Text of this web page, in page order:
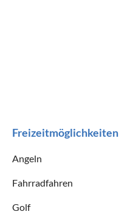
Freizeitmöglichkeiten
Angeln
Fahrradfahren
Golf